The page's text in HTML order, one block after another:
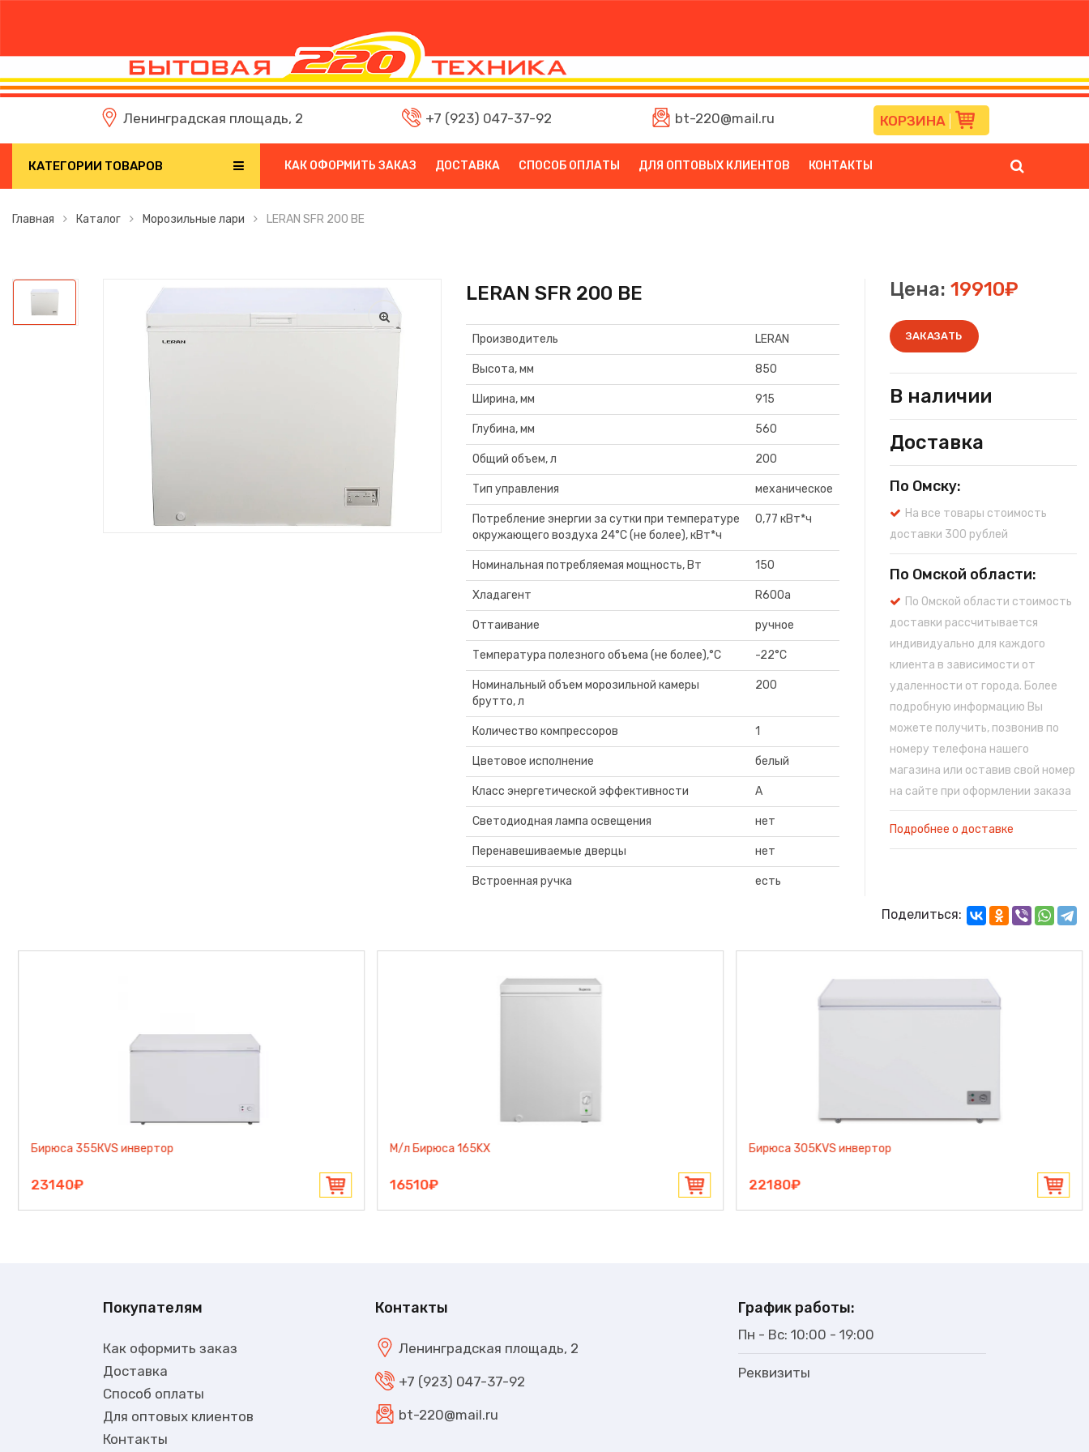
Ленинградская площадь, 2 +7 (923) 047-37-92 bt-220@mail.ru КОРЗИНА
КАТЕГОРИИ ТОВАРОВ КАК ОФОРМИТЬ ЗАКАЗ ДОСТАВКА СПОСОБ ОПЛАТЫ ДЛЯ ОПТОВЫХ КЛИЕНТОВ КОНТАКТЫ
Главная Каталог Морозильные лари LERAN SFR 200 BE
LERAN SFR 200 BE
Производитель LERAN
Высота, мм 850
Ширина, мм 915
Глубина, мм 560
Общий объем, л 200
Тип управления механическое
Потребление энергии за сутки при температуре
окружающего воздуха 24°C (не более), кВт*ч
0,77 кВт*ч
Номинальная потребляемая мощность, Вт 150
Хладагент R600a
Оттаивание ручное
Температура полезного объема (не более),°C -22°C
Номинальный объем морозильной камеры
брутто, л
200
Количество компрессоров 1
Цветовое исполнение белый
Класс энергетической эффективности A
Светодиодная лампа освещения нет
Перенавешиваемые дверцы нет
Встроенная ручка есть
Цена: 19910₽
ЗАКАЗАТЬ
В наличии
Доставка
По Омску:
На все товары стоимость
доставки 300 рублей
По Омской области:
По Омской области стоимость
доставки рассчитывается
индивидуально для каждого
клиента в зависимости от
удаленности от города. Более
подробную информацию Вы
можете получить, позвонив по
номеру телефона нашего
магазина или оставив свой номер
на сайте при оформлении заказа
Подробнее о доставке
Поделиться:
Бирюса 305KVS инвертор
22180₽
Бирюса 260KX
20450₽
Бирюса 260KVS инвертор
19990₽
Покупателям
Как оформить заказ
Доставка
Способ оплаты
Для оптовых клиентов
Контакты
Контакты
Ленинградская площадь, 2
+7 (923) 047-37-92
bt-220@mail.ru
График работы:
Пн - Вс: 10:00 - 19:00
Реквизиты